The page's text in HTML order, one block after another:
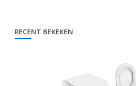
RECENT BEKEKEN